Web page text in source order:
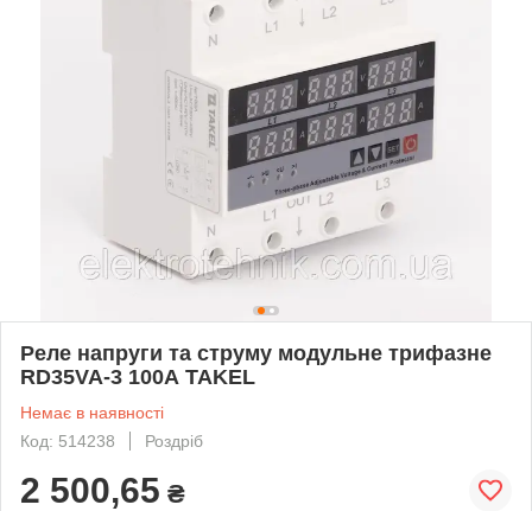
Реле напруги та струму модульне трифазне
RD35VA-3 100А TAKEL
Немає в наявності
Код: 514238
Роздріб
2 500,65 ₴